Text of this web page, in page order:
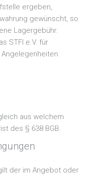
ergeben,
gewünscht, so
Lagergebühr.
STFI e.V. für
aus welchem
des § 638 BGB.
der im Angebot oder